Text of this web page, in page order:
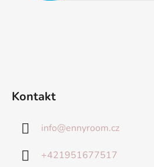
Kontakt
info@ennyroom.cz
+421951677517